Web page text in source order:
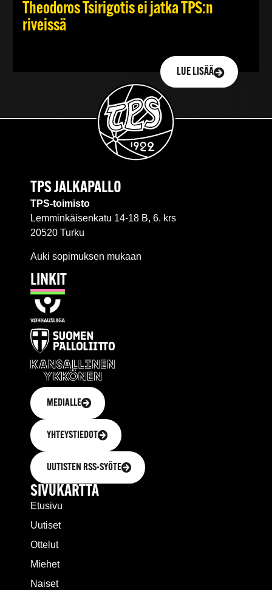
Theodoros Tsirigotis ei jatka TPS:n
riveissä
LUE LISÄÄ
TPS JALKAPALLO
TPS-toimisto
Lemminkäisenkatu 14-18 B, 6. krs
20520 Turku
Auki sopimuksen mukaan
LINKIT
MEDIALLE
YHTEYSTIEDOT
UUTISTEN RSS-SYÖTE
SIVUKARTTA
Etusivu
Uutiset
Ottelut
Miehet
Naiset